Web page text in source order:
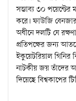
সম্ভাব্য ৩০ পয়েন্টের
করে। ফাউজি
অধীনে দলটি যে
প্রতিপক্ষের জন্য
ইকুয়েটরিয়াল গিনির
নাটকীয় জয় তাঁদের
দিয়েছে বিশ্বকাপের